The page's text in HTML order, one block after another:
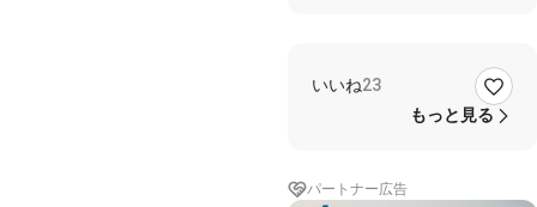
何にも意味ないな
僕は知らないんだ 形あ
☆最底、酩酊で、ありのま
いいね23
もっと見る
パートナー広告